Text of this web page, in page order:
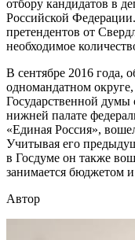
отбору кандидатов в
Российской
претендентов от
необходимое
В сентябре 2016 года,
одномандатном
Государственной думы
нижней палате
«Единая Россия»,
Учитывая его
в Госдуме он также
занимается бюджетом
Автор